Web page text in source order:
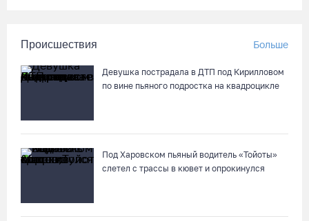
Происшествия Больше
Девушка пострадала в ДТП под Кирилловом
по вине пьяного подростка на квадроцикле
Под Харовском пьяный водитель «Тойоты»
слетел с трассы в кювет и опрокинулся